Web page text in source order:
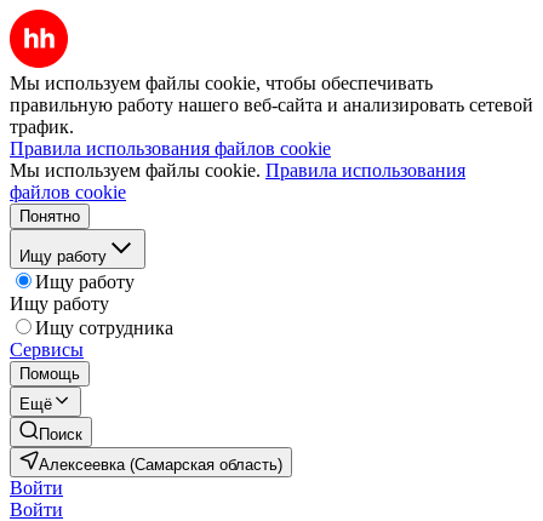
Мы используем файлы cookie, чтобы обеспечивать
правильную работу нашего веб-сайта и анализировать сетевой
трафик.
Правила использования файлов cookie
Мы используем файлы cookie. Правила использования
файлов cookie
Понятно
Ищу работу
Ищу работу
Ищу работу
Ищу сотрудника
Сервисы
Помощь
Ещё
Поиск
Алексеевка (Самарская область)
Войти
Войти